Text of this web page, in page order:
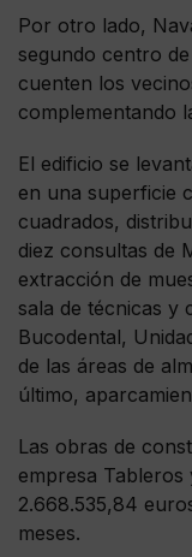
Por otro lado,
segundo centro
cuenten los
complementando
El edificio se
en una superficie
cuadrados,
diez consultas de
extracción de
sala de técnicas y
Bucodental,
de las áreas de
último,
Las obras de
empresa
2.668.535,84
meses.